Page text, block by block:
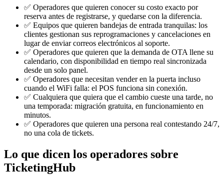
✅ Operadores que quieren conocer su costo exacto por
reserva antes de registrarse, y quedarse con la diferencia.
✅ Equipos que quieren bandejas de entrada tranquilas: los
clientes gestionan sus reprogramaciones y cancelaciones en
lugar de enviar correos electrónicos al soporte.
✅ Operadores que quieren que la demanda de OTA llene su
calendario, con disponibilidad en tiempo real sincronizada
desde un solo panel.
✅ Operadores que necesitan vender en la puerta incluso
cuando el WiFi falla: el POS funciona sin conexión.
✅ Cualquiera que quiera que el cambio cueste una tarde, no
una temporada: migración gratuita, en funcionamiento en
minutos.
✅ Operadores que quieren una persona real contestando 24/7,
no una cola de tickets.
Lo que dicen los operadores sobre
TicketingHub